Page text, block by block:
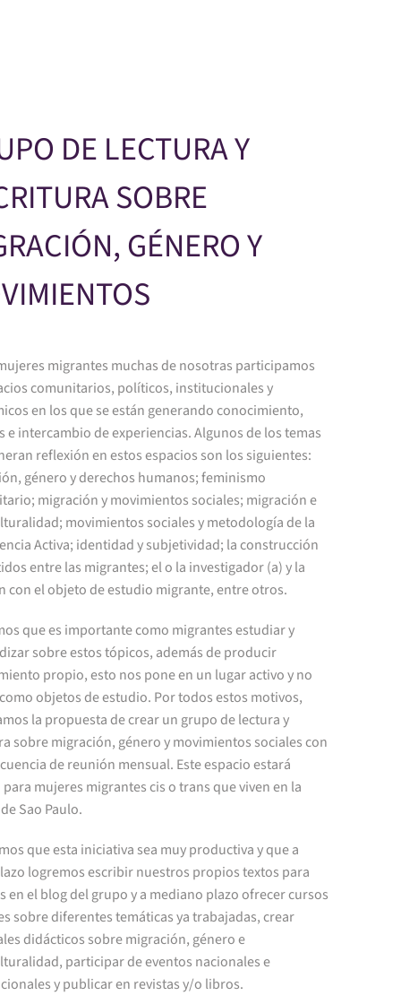
DE LECTURA Y
SOBRE
GÉNERO Y
migrantes muchas de nosotras participamos
comunitarios, políticos, institucionales y
en los que se están generando conocimiento,
e intercambio de experiencias. Algunos de los temas
reflexión en estos espacios son los siguientes:
género y derechos humanos; feminismo
migración y movimientos sociales; migración e
movimientos sociales y metodología de la
Activa; identidad y subjetividad; la construcción
entre las migrantes; el o la investigador (a) y la
con el objeto de estudio migrante, entre otros.
que es importante como migrantes estudiar y
sobre estos tópicos, además de producir
propio, esto nos pone en un lugar activo y no
objetos de estudio. Por todos estos motivos,
la propuesta de crear un grupo de lectura y
sobre migración, género y movimientos sociales con
de reunión mensual. Este espacio estará
mujeres migrantes cis o trans que viven en la
Sao Paulo.
que esta iniciativa sea muy productiva y que a
logremos escribir nuestros propios textos para
en el blog del grupo y a mediano plazo ofrecer cursos
sobre diferentes temáticas ya trabajadas, crear
didácticos sobre migración, género e
participar de eventos nacionales e
y publicar en revistas y/o libros.